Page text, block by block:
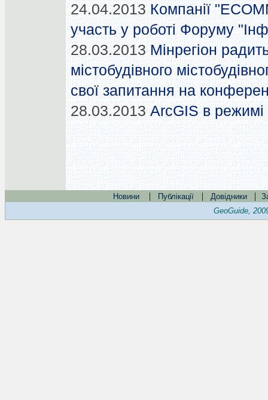
24.04.2013 Компанії
участь у роботі Форуму
28.03.2013 Мінрегіон
містобудівного
свої запитання на
28.03.2013 ArcGIS в режимі
Новини | Публікації | Довідники |
GeoGuide,